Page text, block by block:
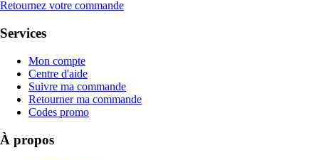
Retournez votre commande
Services
Mon compte
Centre d'aide
Suivre ma commande
Retourner ma commande
Codes promo
À propos